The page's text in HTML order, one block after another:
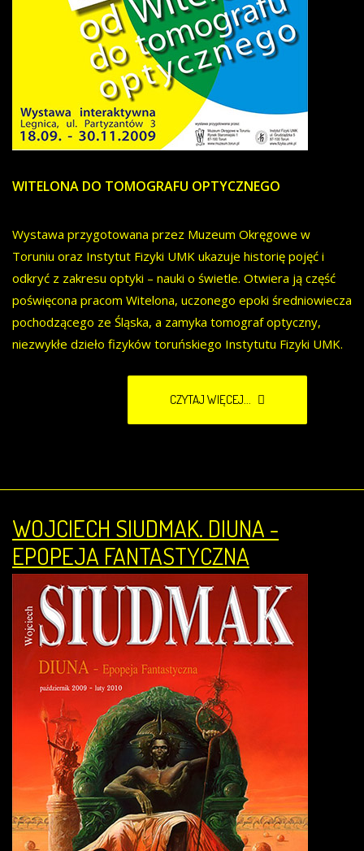
WITELONA DO TOMOGRAFU OPTYCZNEGO
Wystawa przygotowana przez Muzeum Okręgowe w
Toruniu oraz Instytut Fizyki UMK ukazuje historię pojęć i
odkryć z zakresu optyki – nauki o świetle. Otwiera ją część
poświęcona pracom Witelona, uczonego epoki średniowiecza
pochodzącego ze Śląska, a zamyka tomograf optyczny,
niezwykłe dzieło fizyków toruńskiego Instytutu Fizyki UMK.
CZYTAJ WIĘCEJ...
WOJCIECH SIUDMAK. DIUNA -
EPOPEJA FANTASTYCZNA